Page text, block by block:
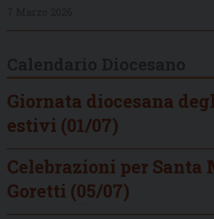
Giornata diocesana
estivi (01/07)
Celebrazioni per Santa
Goretti (05/07)